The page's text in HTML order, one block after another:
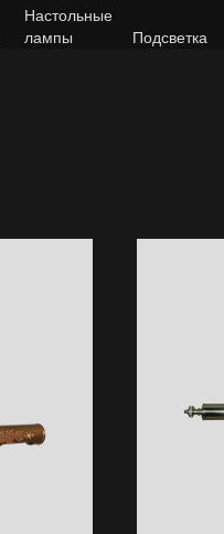
Настольные
лампы
Подсветка